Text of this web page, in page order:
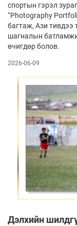
спортын гэрэл
“Photography
багтаж, Ази тивдээ
шагналын
өчигдөр болов.
2026-06-09
Дэлхийн